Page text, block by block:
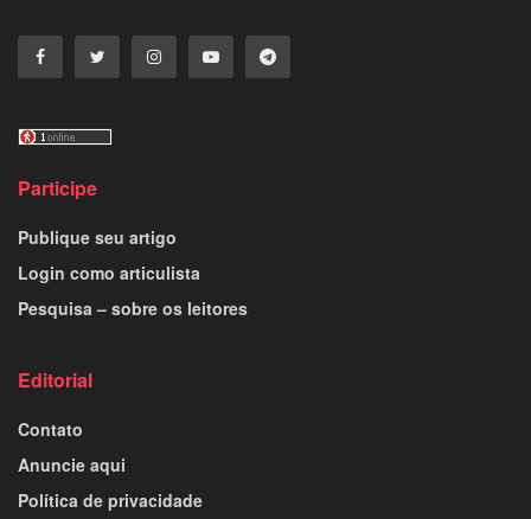
Participe
Publique seu artigo
Login como articulista
Pesquisa – sobre os leitores
Editorial
Contato
Anuncie aqui
Política de privacidade